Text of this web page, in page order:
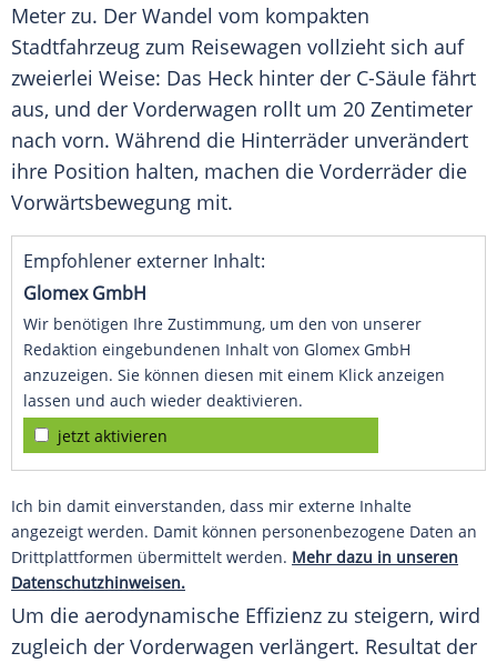
Meter zu. Der Wandel vom kompakten
Stadtfahrzeug zum Reisewagen vollzieht sich auf
zweierlei Weise: Das Heck hinter der C-Säule fährt
aus, und der Vorderwagen rollt um 20 Zentimeter
nach vorn. Während die Hinterräder unverändert
ihre Position halten, machen die Vorderräder die
Vorwärtsbewegung mit.
Empfohlener externer Inhalt:
Glomex GmbH
Wir benötigen Ihre Zustimmung, um den von unserer
Redaktion eingebundenen Inhalt von Glomex GmbH
anzuzeigen. Sie können diesen mit einem Klick anzeigen
lassen und auch wieder deaktivieren.
jetzt aktivieren
Ich bin damit einverstanden, dass mir externe Inhalte
angezeigt werden. Damit können personenbezogene Daten an
Drittplattformen übermittelt werden. Mehr dazu in unseren
Datenschutzhinweisen.
Um die aerodynamische Effizienz zu steigern, wird
zugleich der Vorderwagen verlängert. Resultat der